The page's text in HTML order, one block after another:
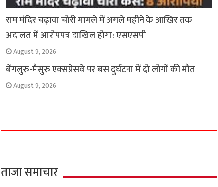
राम मंदिर चढ़ावा चोरी मामले में अगले महीने के आखिर तक
अदालत में आरोपपत्र दाखिल होगा: एसएसपी
August 9, 2026
बेंगलुरु-मैसुरु एक्सप्रेसवे पर बस दुर्घटना में दो लोगों की मौत
August 9, 2026
ताजा समाचार